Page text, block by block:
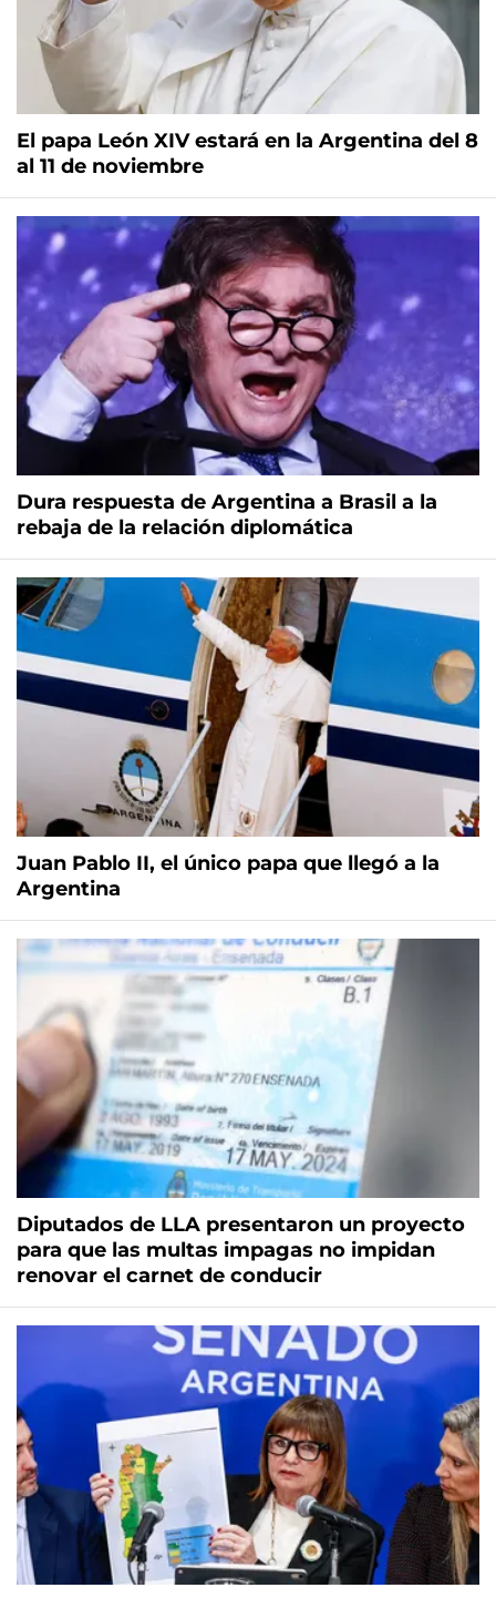
El papa León XIV estará en la Argentina del 8
al 11 de noviembre
Dura respuesta de Argentina a Brasil a la
rebaja de la relación diplomática
Juan Pablo II, el único papa que llegó a la
Argentina
Diputados de LLA presentaron un proyecto
para que las multas impagas no impidan
renovar el carnet de conducir